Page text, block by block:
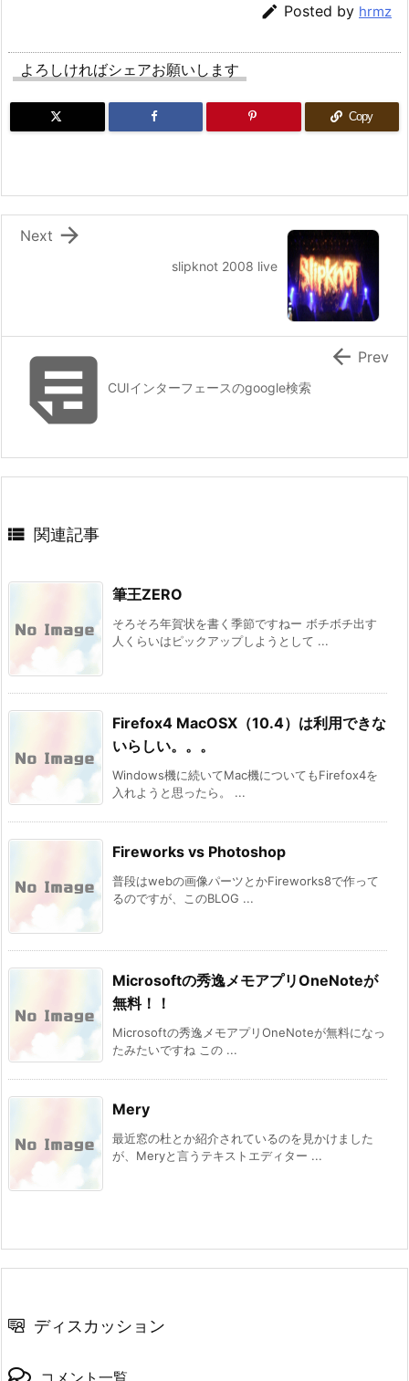
 Posted by hrmz
よろしければシェアお願いします
Copy
slipknot 2008 live

Next
CUIインターフェースのgoogle検索
 Prev
 関連記事
筆王ZERO
そろそろ年賀状を書く季節ですねー ボチボチ出す
人くらいはピックアップしようとして ...
Firefox4 MacOSX（10.4）は利用できな
いらしい。。。
Windows機に続いてMac機についてもFirefox4を
入れようと思ったら。 ...
Fireworks vs Photoshop
普段はwebの画像パーツとかFireworks8で作って
るのですが、このBLOG ...
Microsoftの秀逸メモアプリOneNoteが
無料！！
Microsoftの秀逸メモアプリOneNoteが無料になっ
たみたいですね この ...
Mery
最近窓の杜とか紹介されているのを見かけました
が、Meryと言うテキストエディター ...
ディスカッション